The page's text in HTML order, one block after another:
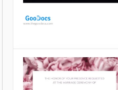
Invitación fúnebre
oscura